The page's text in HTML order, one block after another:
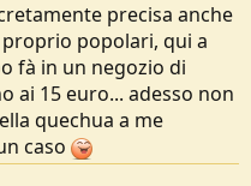
precisa anche
popolari, qui a
fà in un negozio di
ai 15 euro... adesso non
quechua a me
caso